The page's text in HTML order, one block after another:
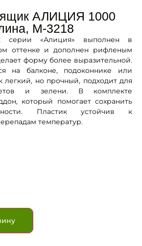
АЛИЦИЯ 1000
М-3218
серии «Алиция» выполнен в
оттенке и дополнен рифленым
форму более выразительной.
на балконе, подоконнике или
легкий, но прочный, подходит для
и зелени. В комплекте
который помогает сохранить
Пластик устойчив к
температур.